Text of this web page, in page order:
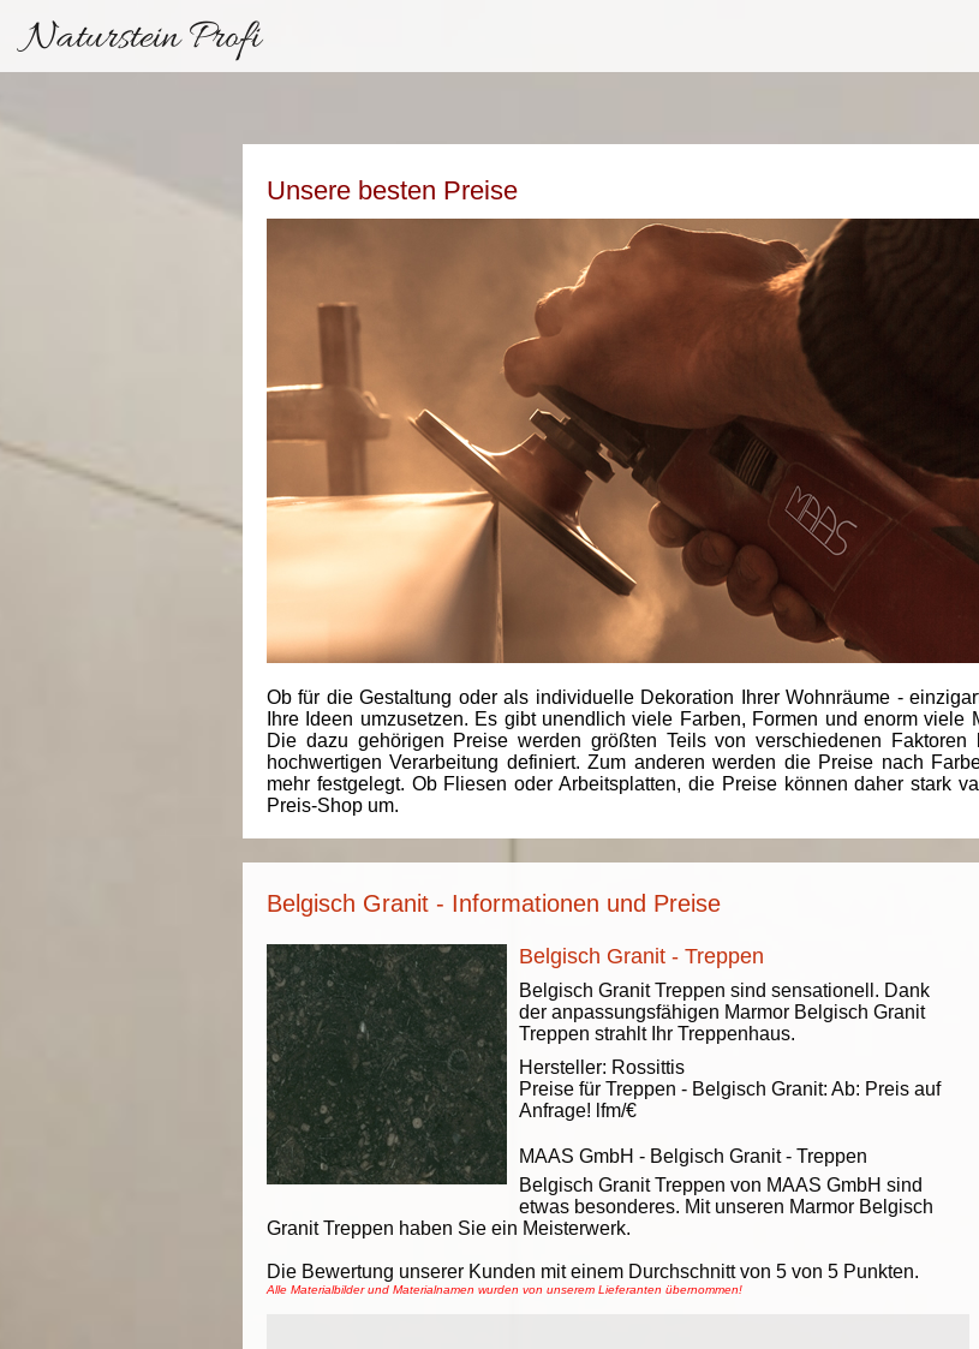
Naturstein Profi
Unsere besten Preise
Ob für die Gestaltung oder als individuelle Dekoration Ihrer Wohnräume -
Ihre Ideen umzusetzen. Es gibt unendlich viele Farben, Formen und enorm
Die dazu gehörigen Preise werden größten Teils von verschiedenen
hochwertigen Verarbeitung definiert. Zum anderen werden die Preise nach
mehr festgelegt. Ob Fliesen oder Arbeitsplatten, die Preise können daher stark
Preis-Shop um.
Belgisch Granit - Informationen und Preise
Belgisch Granit - Treppen
Belgisch Granit Treppen sind sensationell. Dank
der anpassungsfähigen Marmor Belgisch Granit
Treppen strahlt Ihr Treppenhaus.
Hersteller: Rossittis
Preise für Treppen - Belgisch Granit: Ab: Preis auf
Anfrage! lfm/€
MAAS GmbH - Belgisch Granit - Treppen
Belgisch Granit Treppen von MAAS GmbH sind
etwas besonderes. Mit unseren Marmor Belgisch
Granit Treppen haben Sie ein Meisterwerk.
Die Bewertung unserer Kunden mit einem Durchschnitt von 5 von 5 Punkten.
Alle Materialbilder und Materialnamen wurden von unserem Lieferanten übernommen!